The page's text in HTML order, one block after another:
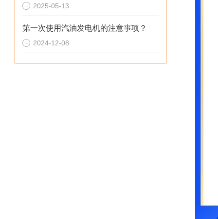
2025-05-13
第一次使用汽油发电机的注意事项？
2024-12-08